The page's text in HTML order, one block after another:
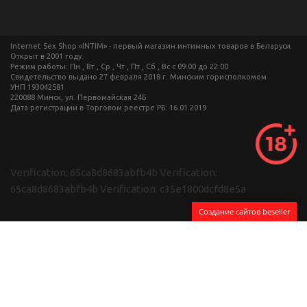
Internet Sex Shop «INTIM» - первый магазин интимных товаров в Беларуси.
Открыт в 2001 году.
Режим работы: Пн , Вт , Ср , Чт , Пт , Сб , Вс c 09:00 до 22:00
Свидетельство выдано 27 февраля 2018 г. Минским горисполкомом
УНП 193042581
220088 Минск, ул. Первомайская 24Б
Дата регистрации в Торговом реестре РБ: 16.01.2019
Verification: 65ca8d8683abfb4b Verification:
65ca8d8683abfb4b Verification: c35e1800dcfd8e5a
Создание сайтов beseller